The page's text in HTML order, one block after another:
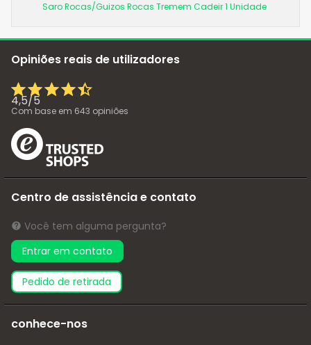
Saro Rocas/Guizos Rocas Tremem Cadeir 1 Unidade
Opiniões reais de utilizadores
4,5/5
Com base em 643 opiniões
Centro de assistência e contato
Você tem alguma pergunta?
Entrar em contato
pedido de retirada
conhece-nos